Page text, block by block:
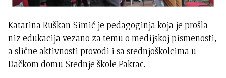
Katarina Ruškan Simić je pedagoginja koja je prošla
niz edukacija vezano za temu o medijskoj pismenosti,
a slične aktivnosti provodi i sa srednjoškolcima u
Đačkom domu Srednje škole Pakrac.